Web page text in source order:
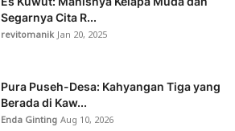
Segarnya Cita R...
revitomanikJan 20, 2025
Pura Puseh-Desa: Kahyangan Tiga yang
Berada di Kaw...
Enda GintingAug 10, 2026